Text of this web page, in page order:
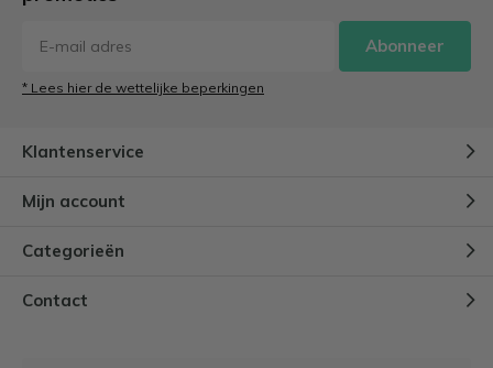
Abonneer
* Lees hier de wettelijke beperkingen
Klantenservice
Mijn account
Categorieën
Contact